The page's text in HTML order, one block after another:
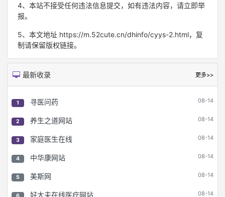
最新收录 更多>>
1 寻医问药 08-14
2 养生之道网站 08-14
3 家庭医生在线 08-14
4 中华康网站 08-14
5 美斯网 08-14
好大夫在线医疗网站 08-14
4、本站不接受任何违法信息提交，如有违法内容，请立即举
报。
5、本文地址 https://m.52cute.cn/dhinfo/cyys-2.html，复
制请保留版权链接。